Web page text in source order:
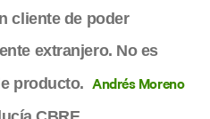
cliente de poder
extranjero. No es
producto.Andrés Moreno